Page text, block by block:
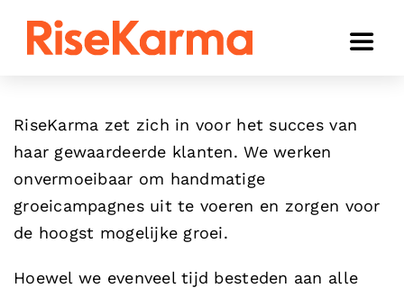
Toggle
TikTok
Facebook
YouTube
RiseKarma zet zich in voor het succes van
haar gewaardeerde klanten. We werken
onvermoeibaar om handmatige
groeicampagnes uit te voeren en zorgen voor
de hoogst mogelijke groei.
Hoewel we evenveel tijd besteden aan alle